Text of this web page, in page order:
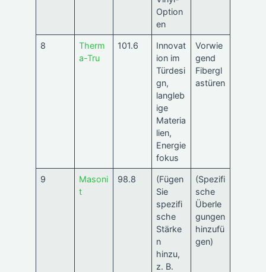
Option
en
8
Therm
a-Tru
101.6
Innovat
ion im
Türdesi
gn,
langleb
ige
Materia
lien,
Energie
fokus
Vorwie
gend
Fibergl
astüren
9
Masoni
t
98.8
(Fügen
Sie
spezifi
sche
Stärke
n
hinzu,
z. B.
(Spezifi
sche
Überle
gungen
hinzufü
gen)